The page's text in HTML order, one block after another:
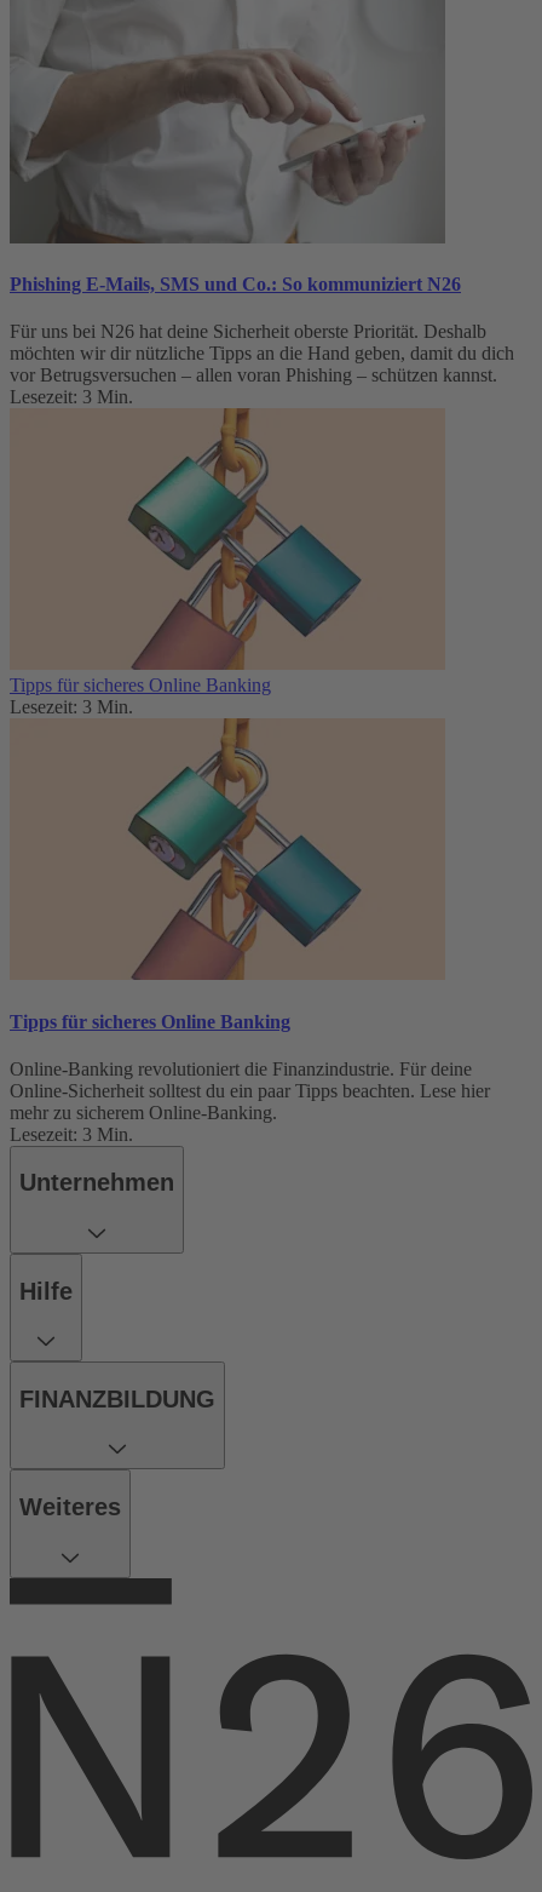
Phishing E-Mails, SMS und Co.: So kommuniziert N26
Für uns bei N26 hat deine Sicherheit oberste Priorität. Deshalb
möchten wir dir nützliche Tipps an die Hand geben, damit du dich
vor Betrugsversuchen – allen voran Phishing – schützen kannst.
Lesezeit: 3 Min.
Tipps für sicheres Online Banking
Lesezeit: 3 Min.
Tipps für sicheres Online Banking
Online-Banking revolutioniert die Finanzindustrie. Für deine
Online-Sicherheit solltest du ein paar Tipps beachten. Lese hier
mehr zu sicherem Online-Banking.
Lesezeit: 3 Min.
Unternehmen
Hilfe
FINANZBILDUNG
Weiteres